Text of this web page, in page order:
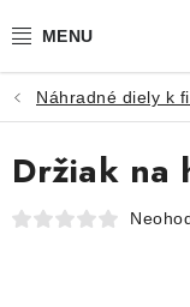
na
TECHNIKA
HNOJIVÁ
VODA
Náhradné diely k
Držiak na